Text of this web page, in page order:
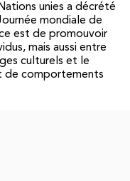
unies a décrété
mondiale de
est de promouvoir
mais aussi entre
culturels et le
de comportements